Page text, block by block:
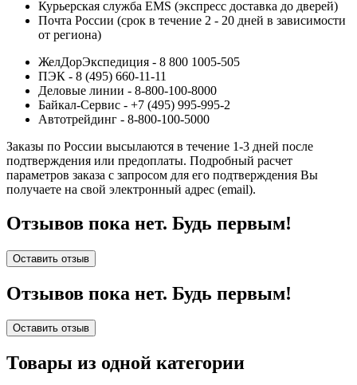
Курьерская служба EMS (экспресс доставка до дверей)
Почта России (срок в течение 2 - 20 дней в зависимости
от региона)
ЖелДорЭкспедиция - 8 800 1005-505
ПЭК - 8 (495) 660-11-11
Деловые линии - 8-800-100-8000
Байкал-Сервис - +7 (495) 995-995-2
Автотрейдинг - 8-800-100-5000
Заказы по России высылаются в течение 1-3 дней после
подтверждения или предоплаты. Подробный расчет
параметров заказа с запросом для его подтверждения Вы
получаете на свой электронный адрес (email).
Отзывов пока нет. Будь первым!
Оставить отзыв
Отзывов пока нет. Будь первым!
Оставить отзыв
Товары из одной категории